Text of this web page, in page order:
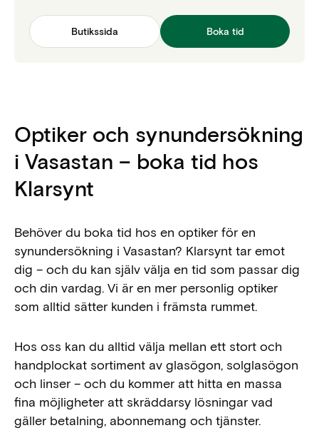
Butikssida Boka tid
Optiker och synundersökning
i Vasastan – boka tid hos
Klarsynt
Behöver du boka tid hos en optiker för en
synundersökning i Vasastan? Klarsynt tar emot
dig – och du kan själv välja en tid som passar dig
och din vardag. Vi är en mer personlig optiker
som alltid sätter kunden i främsta rummet.
Hos oss kan du alltid välja mellan ett stort och
handplockat sortiment av glasögon, solglasögon
och linser – och du kommer att hitta en massa
fina möjligheter att skräddarsy lösningar vad
gäller betalning, abonnemang och tjänster.